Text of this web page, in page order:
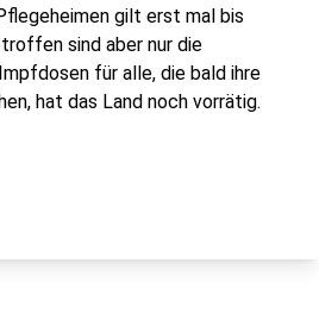
gilt erst mal bis
sind aber nur die
für alle, die bald ihre
hat das Land noch vorrätig.